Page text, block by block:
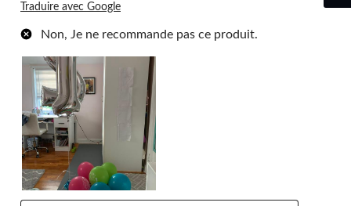
Traduire avec Google
Non, Je ne recommande pas ce produit.